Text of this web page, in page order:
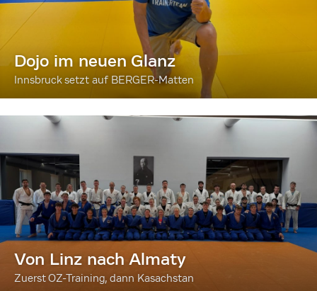
Dojo im neuen Glanz
Innsbruck setzt auf BERGER-Matten
Von Linz nach Almaty
Zuerst OZ-Training, dann Kasachstan